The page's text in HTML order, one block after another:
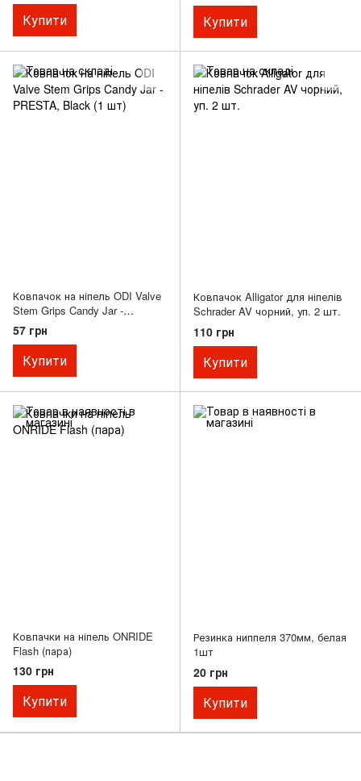
Купити Купити
Ковпачок на ніпель ODI Valve
Stem Grips Candy Jar -
PRESTA, Black (1 шт)
57 грн
Купити
Ковпачок Alligator для ніпелів
Schrader AV чорний, уп. 2 шт.
110 грн
Купити
Ковпачки на ніпель ONRIDE
Flash (пара)
130 грн
Купити
Резинка ниппеля 370мм, белая
1шт
20 грн
Купити